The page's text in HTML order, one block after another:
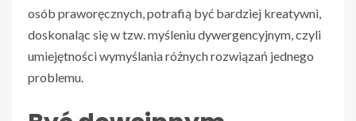
osób praworęcznych, potrafią być bardziej kreatywni,
doskonaląc się w tzw. myśleniu dywergencyjnym, czyli
umiejętności wymyślania różnych rozwiązań jednego
problemu.